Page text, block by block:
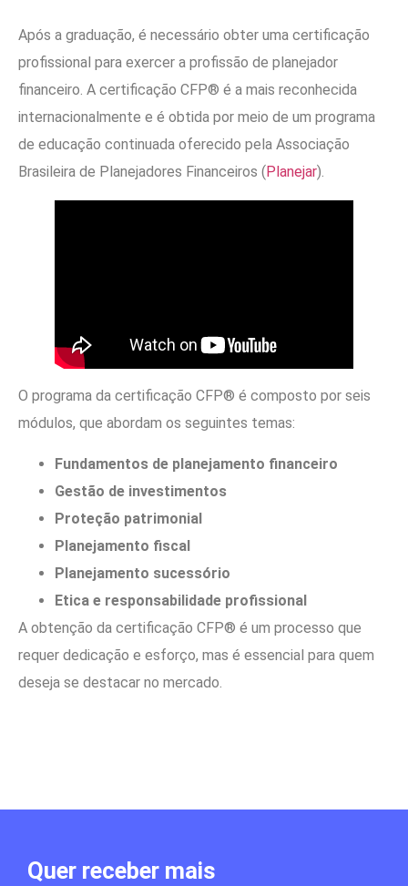
Após a graduação, é necessário obter uma certificação
profissional para exercer a profissão de planejador
financeiro. A certificação CFP® é a mais reconhecida
internacionalmente e é obtida por meio de um programa
de educação continuada oferecido pela Associação
Brasileira de Planejadores Financeiros (Planejar).
O programa da certificação CFP® é composto por seis
módulos, que abordam os seguintes temas:
Fundamentos de planejamento financeiro
Gestão de investimentos
Proteção patrimonial
Planejamento fiscal
Planejamento sucessório
Etica e responsabilidade profissional
A obtenção da certificação CFP® é um processo que
requer dedicação e esforço, mas é essencial para quem
deseja se destacar no mercado.
Quer receber mais